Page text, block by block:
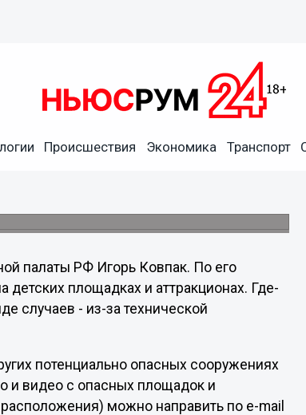
Происшествия Экономика Транспорт
информации об опасных
палаты РФ Игорь Ковпак. По его
детских площадках и аттракционах. Где-
случаев - из-за технической
потенциально опасных сооружениях
и видео с опасных площадок и
можно направить по e-mail